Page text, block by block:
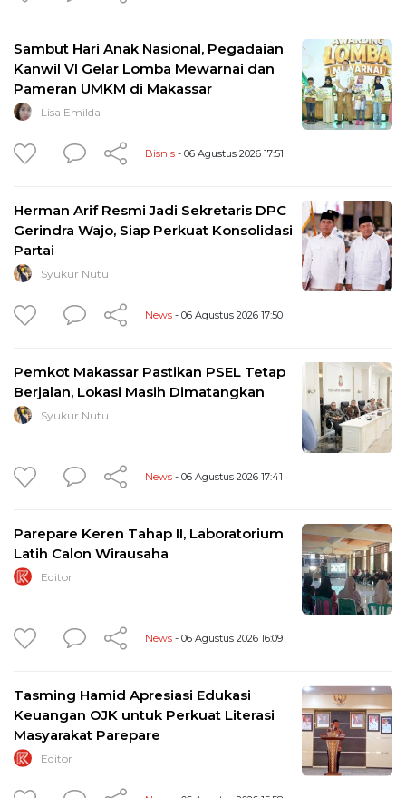
Sambut Hari Anak Nasional, Pegadaian
Kanwil VI Gelar Lomba Mewarnai dan
Pameran UMKM di Makassar
Lisa Emilda
Bisnis - 06 Agustus 2026 17:51
Herman Arif Resmi Jadi Sekretaris DPC
Gerindra Wajo, Siap Perkuat Konsolidasi
Partai
Syukur Nutu
News - 06 Agustus 2026 17:50
Pemkot Makassar Pastikan PSEL Tetap
Berjalan, Lokasi Masih Dimatangkan
Syukur Nutu
News - 06 Agustus 2026 17:41
Parepare Keren Tahap II, Laboratorium
Latih Calon Wirausaha
Editor
News - 06 Agustus 2026 16:09
Tasming Hamid Apresiasi Edukasi
Keuangan OJK untuk Perkuat Literasi
Masyarakat Parepare
Editor